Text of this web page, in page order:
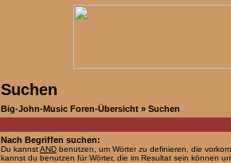
Suchen
Big-John-Music Foren-Übersicht » Suchen
Nach Begriffen suchen:
Du kannstAND benutzen, um Wörter zu definieren, die
kannst du benutzen für Wörter, die im Resultat sein können